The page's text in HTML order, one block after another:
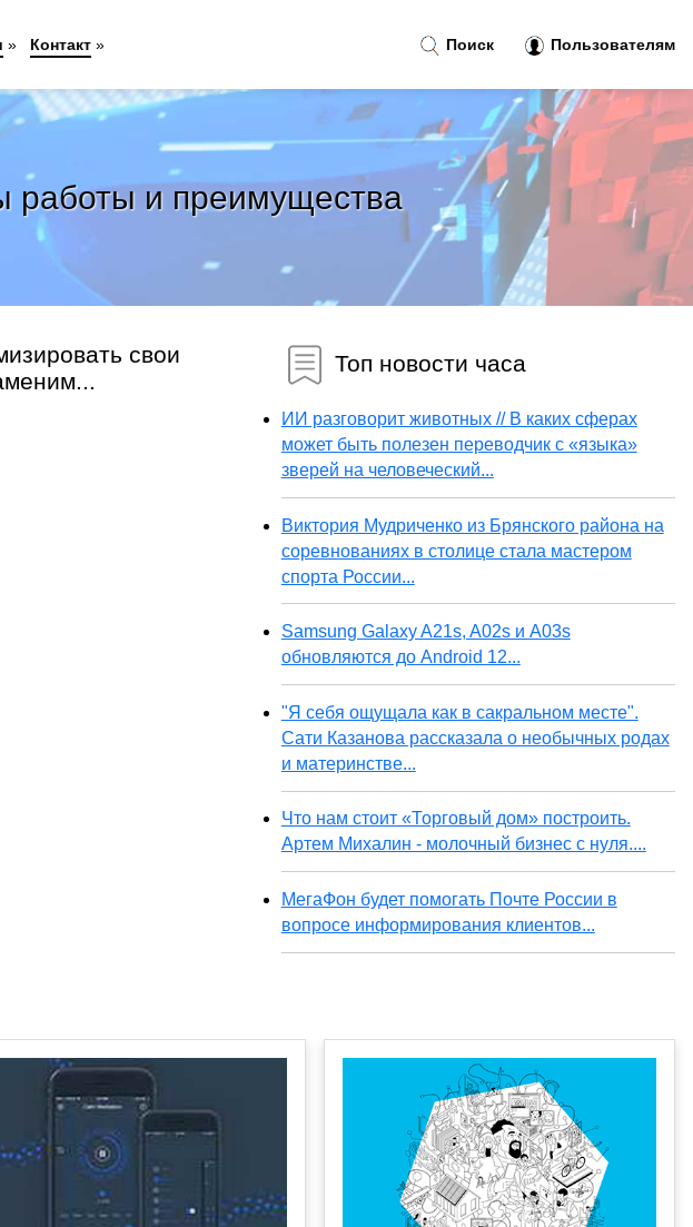
работы и преимущества
свои
Топ новости часа
ИИ разговорит животных // В каких сферах
может быть полезен переводчик с «языка»
зверей на человеческий...
Виктория Мудриченко из Брянского района на
соревнованиях в столице стала мастером
спорта России...
Samsung Galaxy A21s, A02s и A03s
обновляются до Android 12...
"Я себя ощущала как в сакральном месте".
Сати Казанова рассказала о необычных родах
и материнстве...
Что нам стоит «Торговый дом» построить.
Артем Михалин - молочный бизнес с нуля....
МегаФон будет помогать Почте России в
вопросе информирования клиентов...
Поиск Пользователям
» Контакт »